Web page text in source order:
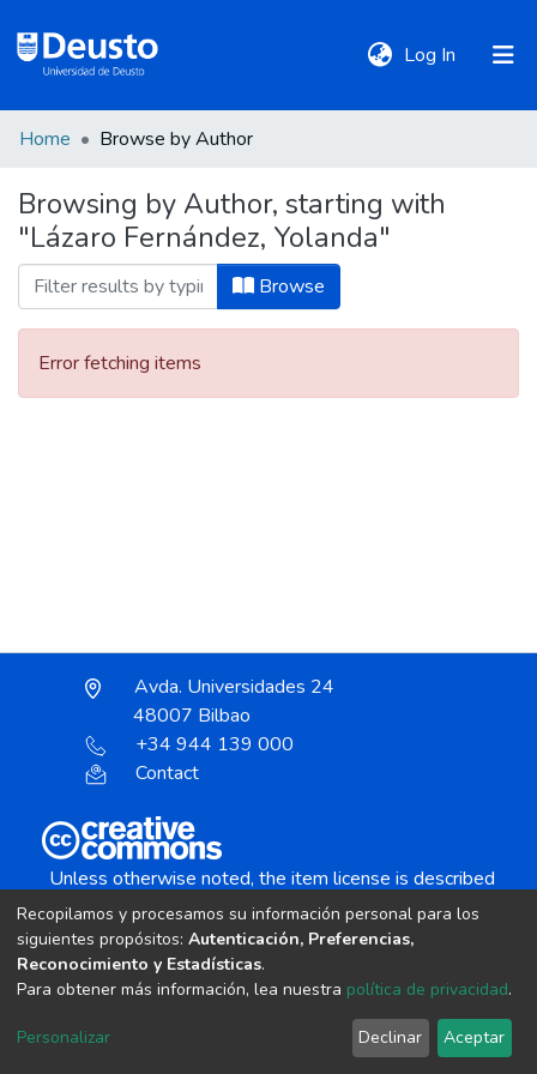
Log In (current)
Communities
&
Collections
All of DSpace
Home Browse by Author
Browsing by Author, starting with
"Lázaro Fernández, Yolanda"
Browse
Error fetching items
Avda. Universidades 24
48007 Bilbao
+34 944 139 000
Contact
Unless otherwise noted, the item license is described
as:
Creative Commons Attribution-NonCommercial-
copyright © 2002-2026LYRASIS
Send Feedback
Recopilamos y procesamos su información personal para los
siguientes propósitos: Autenticación, Preferencias,
Reconocimiento y Estadísticas.
Para obtener más información, lea nuestra política de privacidad.
Personalizar Declinar Aceptar